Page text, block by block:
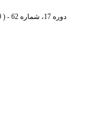
دوره 17، شماره 62 - ( 9-1402 )